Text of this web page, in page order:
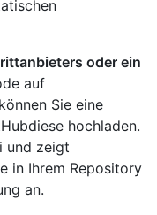
oder ein
auf
Sie eine
hochladen.
und zeigt
in Ihrem Repository
an.